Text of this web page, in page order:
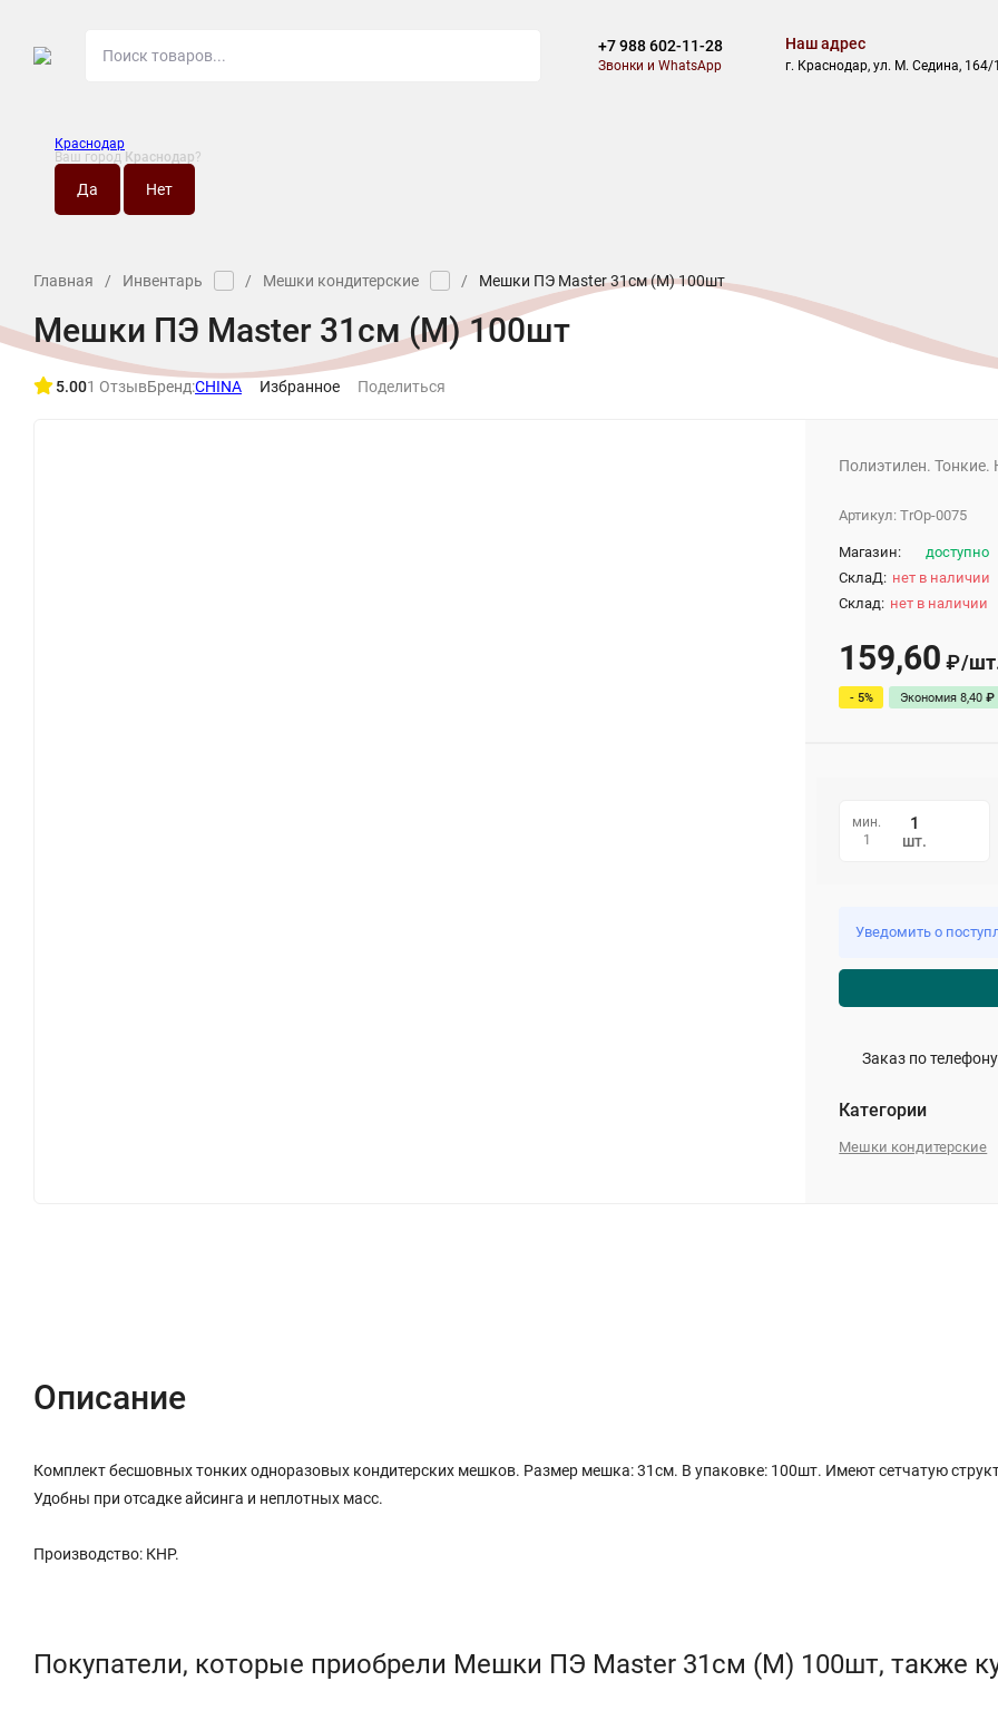
+7 988 602-11-28
Звонки и WhatsApp
Наш адрес
г. Краснодар, ул. М. Седина, 164/1
Краснодар
Ваш город Краснодар?
Главная / Инвентарь / Мешки кондитерские / Мешки ПЭ Master 31см (M) 100шт
Мешки ПЭ Master 31см (M) 100шт
5.001 ОтзывБренд:CHINA Избранное Поделиться
Полиэтилен.
Артикул:TrOp-0075
Магазин:
доступно
СклаД: нет в наличии
Склад: нет в наличии
159,60 ₽/
- 5% Экономия8,40 ₽
мин.
1
шт.
Уведомить о
Заказ по
Категории
Мешки кондитерские
Описание
Комплект бесшовных тонких одноразовых кондитерских мешков. Размер мешка: 31см. В упаковке: 100шт. Имеют сетчатую
Удобны при отсадке айсинга и неплотных масс.
Производство: КНР.
Покупатели, которые приобрели Мешки ПЭ Master 31см (M) 100шт, также